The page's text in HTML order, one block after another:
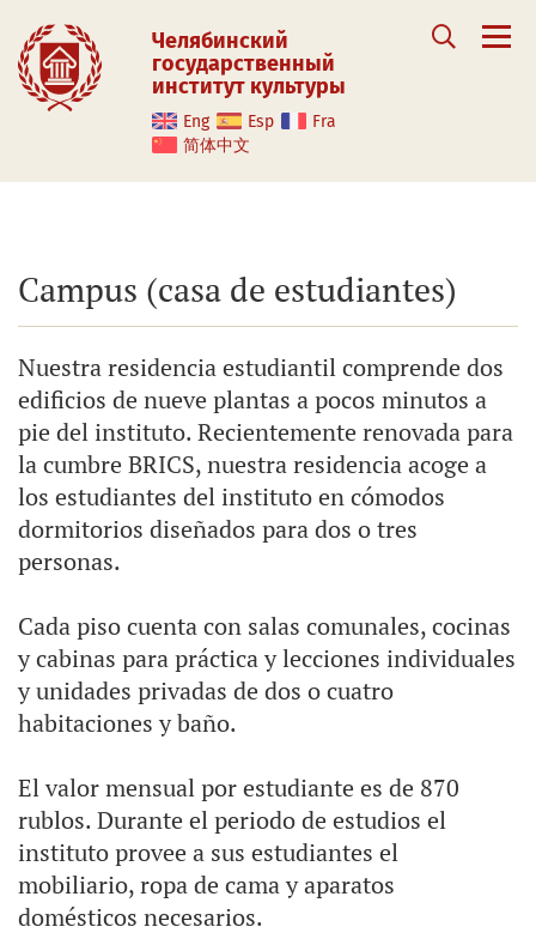
Челябинский
государственный
институт культуры
Eng Esp
Fra
简体中文
Campus (casa de estudiantes)
Nuestra residencia estudiantil comprende dos
edificios de nueve plantas a pocos minutos a
pie del instituto. Recientemente renovada para
la cumbre BRICS, nuestra residencia acoge a
los estudiantes del instituto en cómodos
dormitorios diseñados para dos o tres
personas.
Cada piso cuenta con salas comunales, cocinas
y cabinas para práctica y lecciones individuales
y unidades privadas de dos o cuatro
habitaciones y baño.
El valor mensual por estudiante es de 870
rublos. Durante el periodo de estudios el
instituto provee a sus estudiantes el
mobiliario, ropa de cama y aparatos
domésticos necesarios.